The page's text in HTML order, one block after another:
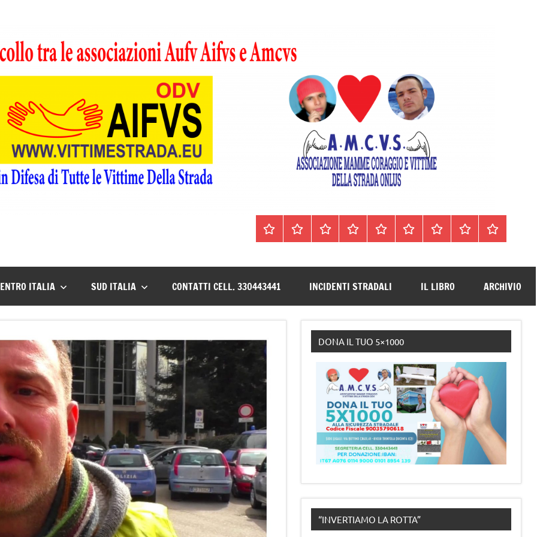
HomepageSegnalazioni
Nord
Centro
Sud
Contatti
330443441
Incidenti
Il
Archivio
ITALIA SUD ITALIA CONTATTI CELL. 330443441 INCIDENTI STRADALI IL LIBRO ARCHIVIO
DONA IL TUO 5×1000
“INVERTIAMO LA ROTTA”